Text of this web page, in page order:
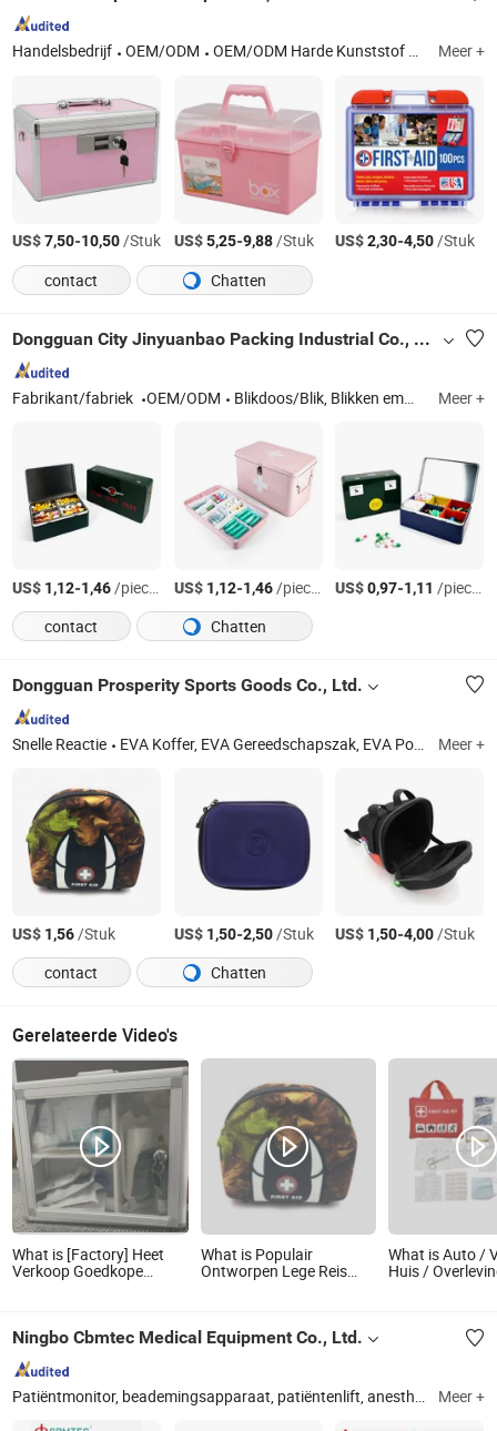
Handelsbedrijf OEM/ODM OEM/ODM Harde Kunststof Gereedschapskoffers, OEM/ODM Aluminium Koffers, OEM/ODM Tassen Meer +
US$7,50-10,50/Stuk US$5,25-9,88/Stuk US$2,30-4,50/Stuk
contact
Chatten
Dongguan City Jinyuanbao Packing Industrial Co., Ltd.
Fabrikant/fabriek OEM/ODM Blikdoos/Blik, Blikken emmer/Blikschotel Meer +
US$ 1,12-1,46/pieces US$ 1,12-1,46/pieces US$0,97-1,11 /pieces
contact
Chatten
Dongguan Prosperity Sports Goods Co., Ltd.
Snelle Reactie EVA Koffer, EVA Gereedschapszak, EVA Pouch, Neopreen Can Cooler, Knie Ondersteuning, Laptop Tas, Neopreen Lunch Tas, Neopreen Bier Cooler, Enkel Ondersteuning, Waterdichte Droge Tas Meer +
US$ 1,56/Stuk US$ 1,50-2,50/Stuk US$ 1,50-4,00/Stuk
contact
Chatten
Gerelateerde Video's
What is [Factory] Heet
Verkoop Goedkope
What is Populair
Ontworpen Lege Reis
What is Auto /
Huis /
Ningbo Cbmtec Medical Equipment Co., Ltd.
Patiëntmonitor, beademingsapparaat, patiëntenlift, anesthesiemachine, echografiescanner, gascilinder, zuurstofconcentrator, pulsoximeter, zuurstofregelaar Meer +